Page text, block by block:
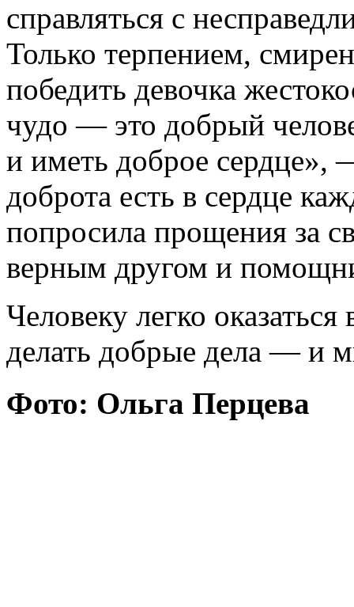
справляться с
Только терпением,
победить девочка
чудо — это добрый
и иметь доброе
доброта есть в сердце
попросила прощения за
верным другом и
Человеку легко оказаться
делать добрые дела — и
Фото: Ольга Перцева